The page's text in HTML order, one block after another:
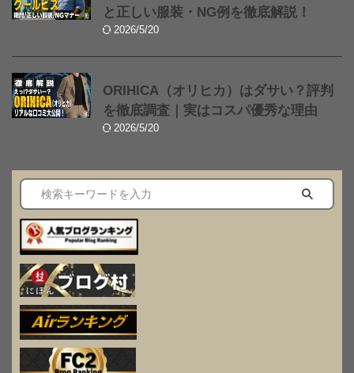
と正しい服装・NG例を徹底解説！
2026/5/20
ORIHICA（オリヒカ）はダサい？評判
を徹底調査｜実はコスパ優秀な理由
2026/5/20